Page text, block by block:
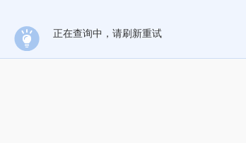
正在查询中，请刷新重试